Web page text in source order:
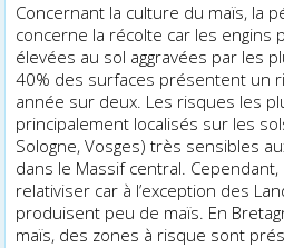
Concernant la culture du maïs, la
concerne la récolte car les
élevées au sol aggravées par les
40% des surfaces présentent un
année sur deux. Les risques les
principalement localisés sur les
Sologne, Vosges) très sensibles
dans le Massif central.
relativiser car à l’exception des
produisent peu de maïs. En
maïs, des zones à risque sont